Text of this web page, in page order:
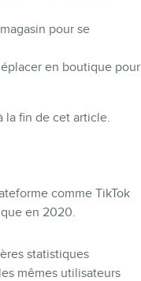
pour se
en boutique pour
la fin de cet article.
comme TikTok
en 2020.
statistiques
mêmes utilisateurs